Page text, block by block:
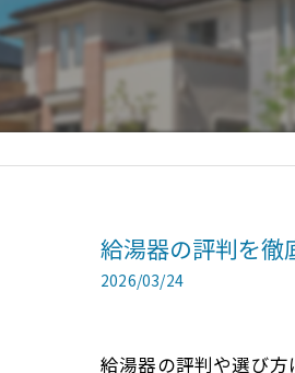
給湯器の評判を徹
2026/03/24
給湯器の評判や選び